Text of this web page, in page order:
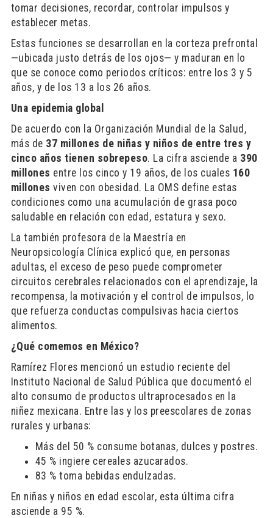
tomar decisiones, recordar, controlar impulsos y
establecer metas.
Estas funciones se desarrollan en la corteza prefrontal
—ubicada justo detrás de los ojos— y maduran en lo
que se conoce como periodos críticos: entre los 3 y 5
años, y de los 13 a los 26 años.
Una epidemia global
De acuerdo con la Organización Mundial de la Salud,
más de 37 millones de niñas y niños de entre tres y
cinco años tienen sobrepeso. La cifra asciende a 390
millones entre los cinco y 19 años, de los cuales 160
millones viven con obesidad. La OMS define estas
condiciones como una acumulación de grasa poco
saludable en relación con edad, estatura y sexo.
La también profesora de la Maestría en
Neuropsicología Clínica explicó que, en personas
adultas, el exceso de peso puede comprometer
circuitos cerebrales relacionados con el aprendizaje, la
recompensa, la motivación y el control de impulsos, lo
que refuerza conductas compulsivas hacia ciertos
alimentos.
¿Qué comemos en México?
Ramírez Flores mencionó un estudio reciente del
Instituto Nacional de Salud Pública que documentó el
alto consumo de productos ultraprocesados en la
niñez mexicana. Entre las y los preescolares de zonas
rurales y urbanas:
Más del 50 % consume botanas, dulces y postres.
45 % ingiere cereales azucarados.
83 % toma bebidas endulzadas.
En niñas y niños en edad escolar, esta última cifra
asciende a 95 %.